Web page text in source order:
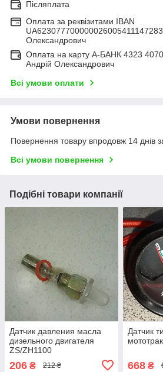
Післяплата
Оплата за реквізитами IBAN
Олександрович
Оплата на карту А-БАНК 4323
Андрій Олександрович
Всі умови оплати
Умови повернення
Повернення товару впродовж 14 днів
Всі умови повернення
Подібні товари компанії
Датчик давления масла
дизельного двигателя
ZS/ZH1100
206 ₴ 212 ₴
Датчик
668₴